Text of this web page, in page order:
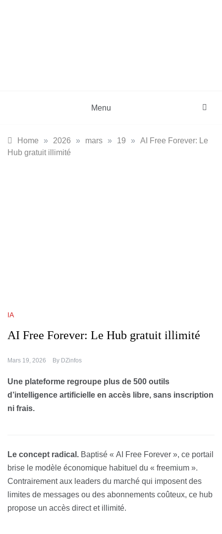
Menu
Home » 2026 » mars » 19 » AI Free Forever: Le
Hub gratuit illimité
IA
AI Free Forever: Le Hub gratuit illimité
Mars 19, 2026 By DZinfos
Une plateforme regroupe plus de 500 outils
d’intelligence artificielle en accès libre, sans inscription
ni frais.
Le concept radical. Baptisé « AI Free Forever », ce portail
brise le modèle économique habituel du « freemium ».
Contrairement aux leaders du marché qui imposent des
limites de messages ou des abonnements coûteux, ce hub
propose un accès direct et illimité.